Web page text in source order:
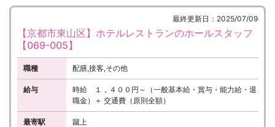
最終更新日：2025/07/09
【京都市東山区】ホテルレストランのホールスタッフ
【069-005】
職種 配膳,接客,その他
給与
時給 １，４００円～（一般基本給・賞与・能力給・退
職金）＋ 交通費（原則全額）
最寄駅 蹴上